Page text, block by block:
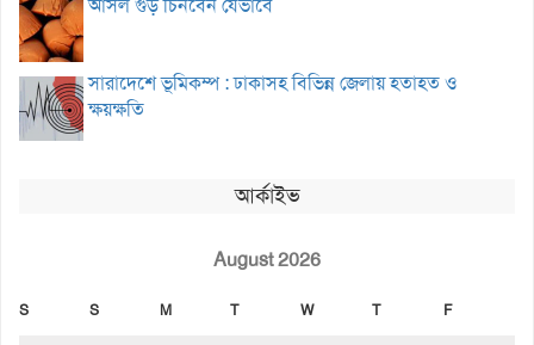
সারাদেশে ভূমিকম্প : ঢাকাসহ বিভিন্ন জেলায় হতাহত ও
ক্ষয়ক্ষতি
আর্কাইভ
August 2026
S S M T W T F